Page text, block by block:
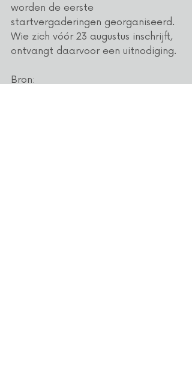
worden de eerste
startvergaderingen georganiseerd.
Wie zich vóór 23 augustus inschrijft,
ontvangt daarvoor een uitnodiging.
Bron: